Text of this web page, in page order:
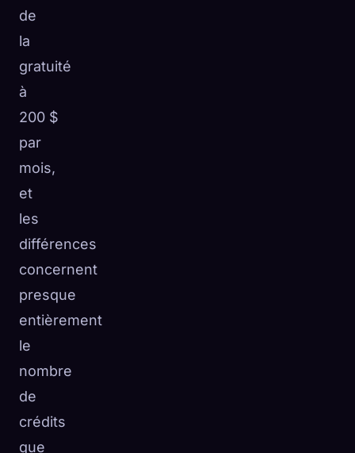
de
la
gratuité
à
200 $
par
mois,
et
les
différences
concernent
presque
entièrement
le
nombre
de
crédits
que